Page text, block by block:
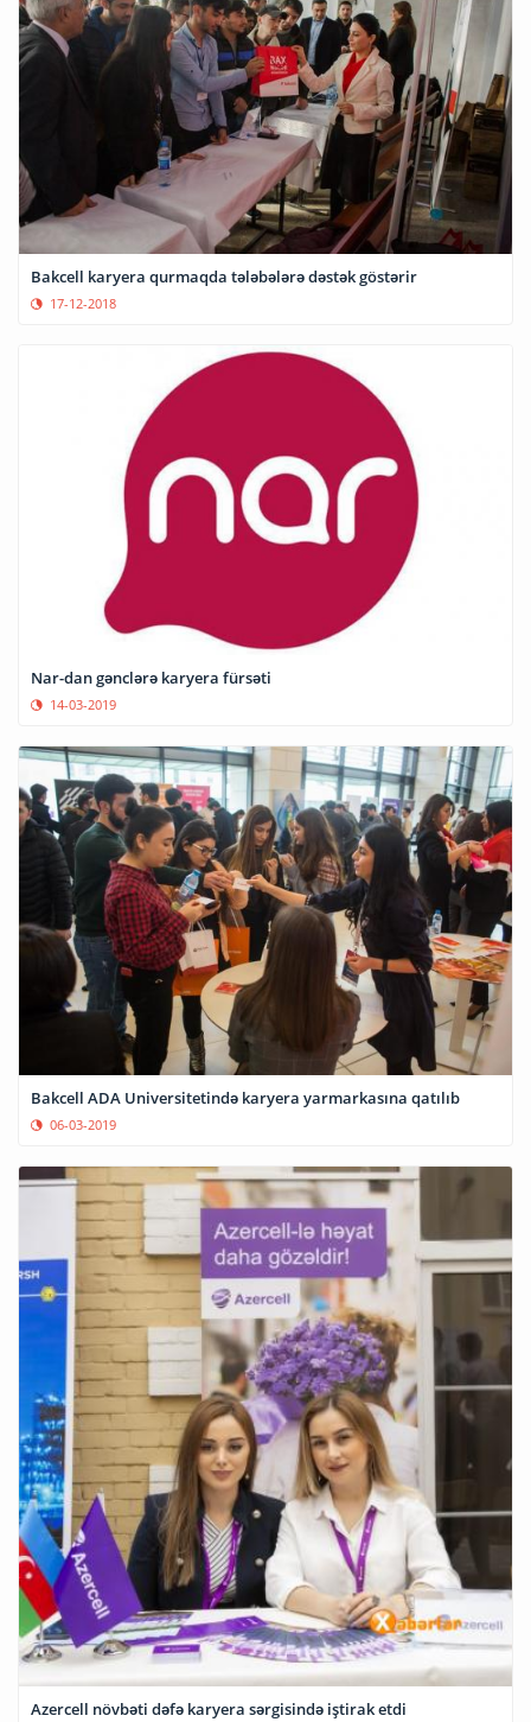
Bakcell karyera qurmaqda tələbələrə dəstək göstərir
17-12-2018
Nar-dan gənclərə karyera fürsəti
14-03-2019
Bakcell ADA Universitetində karyera yarmarkasına qatılıb
06-03-2019
Azercell növbəti dəfə karyera sərgisində iştirak etdi